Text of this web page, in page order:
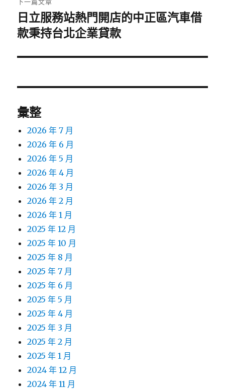
下
一
文
日立服務站熱門開店的中正區汽車借
款秉持台北企業貸款
彙整
2026 年 7 月
2026 年 6 月
2026 年 5 月
2026 年 4 月
2026 年 3 月
2026 年 2 月
2026 年 1 月
2025 年 12 月
2025 年 10 月
2025 年 8 月
2025 年 7 月
2025 年 6 月
2025 年 5 月
2025 年 4 月
2025 年 3 月
2025 年 2 月
2025 年 1 月
2024 年 12 月
2024 年 11 月